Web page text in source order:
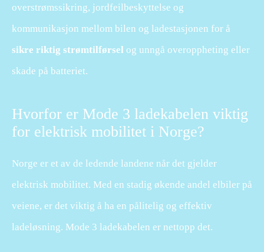
overstrømssikring, jordfeilbeskyttelse og
kommunikasjon mellom bilen og ladestasjonen for å
sikre riktig strømtilførsel og unngå overoppheting eller
skade på batteriet.
Hvorfor er Mode 3 ladekabelen viktig
for elektrisk mobilitet i Norge?
Norge er et av de ledende landene når det gjelder
elektrisk mobilitet. Med en stadig økende andel elbiler på
veiene, er det viktig å ha en pålitelig og effektiv
ladeløsning. Mode 3 ladekabelen er nettopp det.